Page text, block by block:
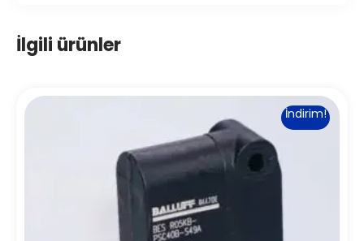
İlgili ürünler
İndirim!